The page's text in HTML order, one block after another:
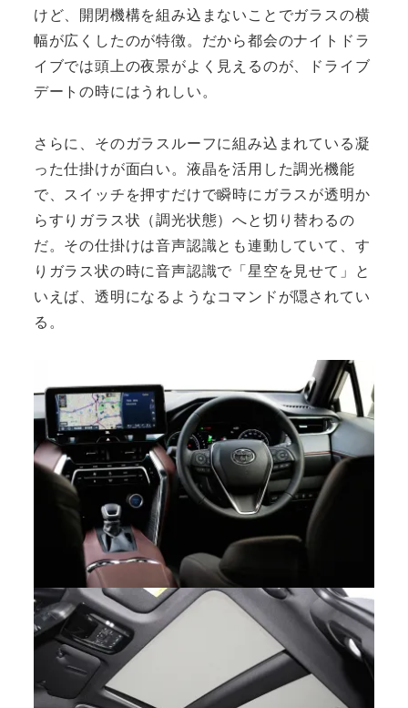
けど、開閉機構を組み込まないことでガラスの横
幅が広くしたのが特徴。だから都会のナイトドラ
イブでは頭上の夜景がよく見えるのが、ドライブ
デートの時にはうれしい。
さらに、そのガラスルーフに組み込まれている凝
った仕掛けが面白い。液晶を活用した調光機能
で、スイッチを押すだけで瞬時にガラスが透明か
らすりガラス状（調光状態）へと切り替わるの
だ。その仕掛けは音声認識とも連動していて、す
りガラス状の時に音声認識で「星空を見せて」と
いえば、透明になるようなコマンドが隠されてい
る。